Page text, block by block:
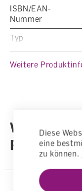
ISBN/EAN-
Nummer
Typ
Lizenzdauer
Autoren /
Weitere
Weitere
Reihe
Diese
eine
zu können.